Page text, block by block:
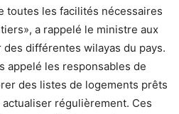
toutes les facilités nécessaires
a rappelé le ministre aux
différentes wilayas du pays.
appelé les responsables de
des listes de logements prêts
régulièrement. Ces